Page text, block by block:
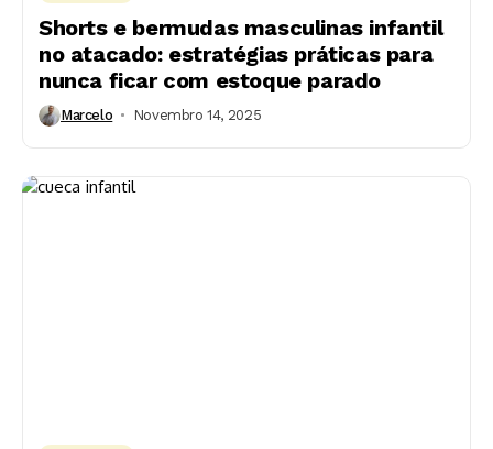
Shorts e bermudas masculinas infantil
no atacado: estratégias práticas para
nunca ficar com estoque parado
Marcelo Novembro 14, 2025